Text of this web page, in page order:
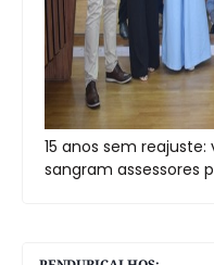
15 anos sem
sangram assessores